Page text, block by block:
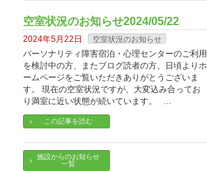
空室状況のお知らせ2024/05/22
2024年5月22日 空室状況のお知らせ
パーソナリティ障害宿泊・心理センターのご利用
を検討中の方、またブログ読者の方、日頃よりホ
ームページをご覧いただきありがとうございま
す。 現在の空室状況ですが、大変込み合ってお
り満室に近い状態が続いています。 …
この記事を読む
施設からのお知らせ
一覧